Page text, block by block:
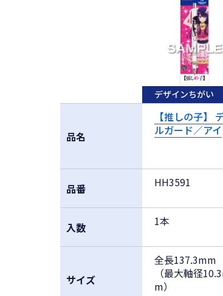
品名
品番
入数
サイズ
デザインちがい
【推しの子】
ルガード／アイ
HH3591
1本
全長137.3mm
（最大軸径
m）